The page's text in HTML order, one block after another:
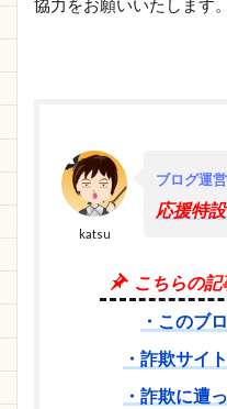
協力をお願いいたします。
katsu
ブログ運
応援特
こちらの
・このブ
・詐欺サイ
・詐欺に遭